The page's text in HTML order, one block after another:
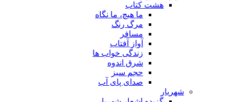
هشت کتاب
ما هیچ، ما نگاه
مرگ رنگ
مسافر
آواز آفتاب
زندگی خواب ها
شرق اندوه
حجم سبز
صدای پای آب
شهریار